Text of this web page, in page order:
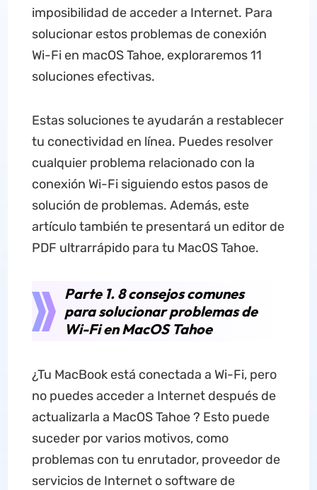
imposibilidad de acceder a Internet. Para
solucionar estos problemas de conexión
Wi-Fi en macOS Tahoe, exploraremos 11
soluciones efectivas.
Estas soluciones te ayudarán a restablecer
tu conectividad en línea. Puedes resolver
cualquier problema relacionado con la
conexión Wi-Fi siguiendo estos pasos de
solución de problemas. Además, este
artículo también te presentará un editor de
PDF ultrarrápido para tu MacOS Tahoe.
Parte 1. 8 consejos comunes
para solucionar problemas de
Wi-Fi en MacOS Tahoe
¿Tu MacBook está conectada a Wi-Fi, pero
no puedes acceder a Internet después de
actualizarla a MacOS Tahoe ? Esto puede
suceder por varios motivos, como
problemas con tu enrutador, proveedor de
servicios de Internet o software de